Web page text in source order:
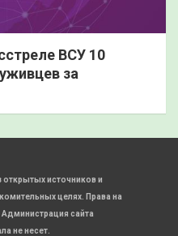
ВСУ 10
за
открытых источников и
целях. Права на
сайта
не несет.